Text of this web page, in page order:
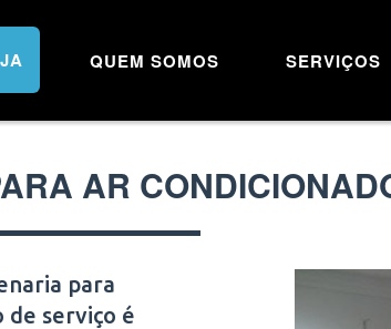
QUEM SOMOS SERVIÇOS
AR
para
de serviço é